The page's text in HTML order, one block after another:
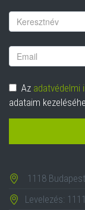
Vezetéknév
Email
cím
Adatvédelem
Az adatvédelmi
adataim
1118
Levelezés: